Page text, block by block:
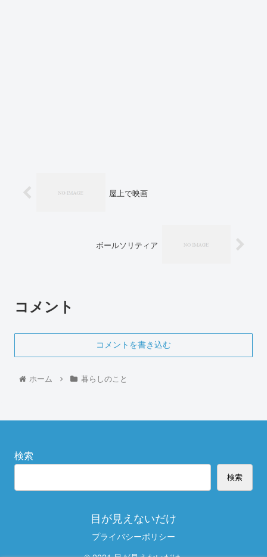
屋上で映画
ボールソリティア
コメント
コメントを書き込む
ホーム 暮らしのこと
検索
検索
目が見えないだけ
プライバシーポリシー